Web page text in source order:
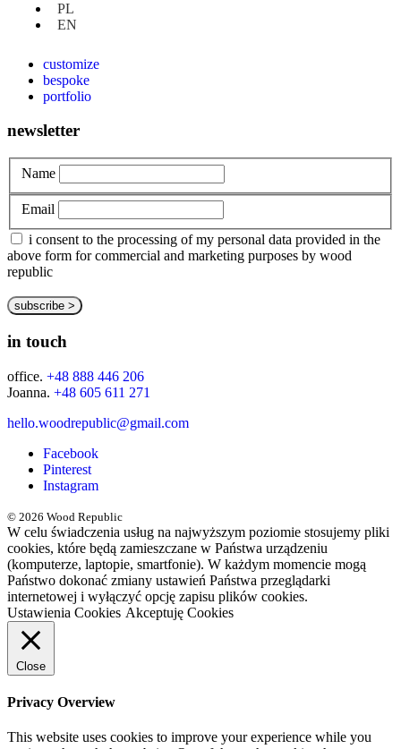
PL
EN
privacy policy
customize
bespoke
portfolio
newsletter
Name
Email
i consent to the processing of my personal data provided in the
above form for commercial and marketing purposes by wood
republic
in touch
office. +48 888 446 206
Joanna. +48 605 611 271
hello.woodrepublic@gmail.com
Facebook
Pinterest
Instagram
© 2026 Wood Republic
W celu świadczenia usług na najwyższym poziomie stosujemy pliki
cookies, które będą zamieszczane w Państwa urządzeniu
(komputerze, laptopie, smartfonie). W każdym momencie mogą
Państwo dokonać zmiany ustawień Państwa przeglądarki
internetowej i wyłączyć opcję zapisu plików cookies.
Ustawienia Cookies Akceptuję Cookies
Close
Privacy Overview
This website uses cookies to improve your experience while you